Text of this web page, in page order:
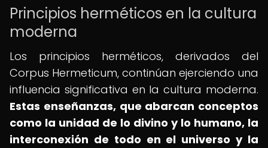
Principios herméticos en la cultura
moderna
Los principios herméticos, derivados del
Corpus Hermeticum, continúan ejerciendo una
influencia significativa en la cultura moderna.
Estas enseñanzas, que abarcan conceptos
como la unidad de lo divino y lo humano, la
interconexión de todo en el universo y la